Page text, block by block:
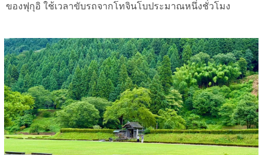
ของฟุกุอิ ใช้เวลาขับรถจากโทจินโบประมาณหนึ่งชั่วโมง